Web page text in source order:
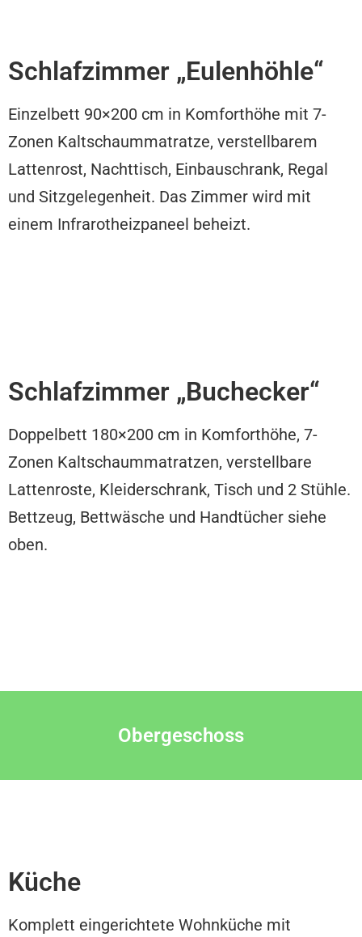
Schlafzimmer „Eulenhöhle“
Einzelbett 90×200 cm in Komforthöhe mit 7-
Zonen Kaltschaummatratze, verstellbarem
Lattenrost, Nachttisch, Einbauschrank, Regal
und Sitzgelegenheit. Das Zimmer wird mit
einem Infrarotheizpaneel beheizt.
Schlafzimmer „Buchecker“
Doppelbett 180×200 cm in Komforthöhe, 7-
Zonen Kaltschaummatratzen, verstellbare
Lattenroste, Kleiderschrank, Tisch und 2 Stühle.
Bettzeug, Bettwäsche und Handtücher siehe
oben.
Obergeschoss
Küche
Komplett eingerichtete Wohnküche mit